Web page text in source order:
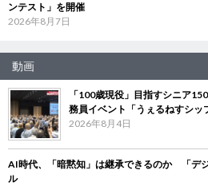
ンテスト」を開催
2026年8月7日
動画
「100歳現役」目指すシニア
務員イベント「うぇるねすシッ
2026年8月4日
AI時代、「暗黙知」は継承できるのか 「デ
ル